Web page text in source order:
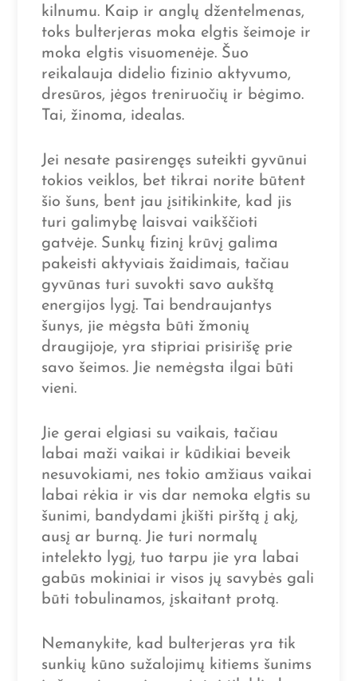
kilnumu. Kaip ir anglų džentelmenas,
toks bulterjeras moka elgtis šeimoje ir
moka elgtis visuomenėje. Šuo
reikalauja didelio fizinio aktyvumo,
dresūros, jėgos treniruočių ir bėgimo.
Tai, žinoma, idealas.
Jei nesate pasirengęs suteikti gyvūnui
tokios veiklos, bet tikrai norite būtent
šio šuns, bent jau įsitikinkite, kad jis
turi galimybę laisvai vaikščioti
gatvėje. Sunkų fizinį krūvį galima
pakeisti aktyviais žaidimais, tačiau
gyvūnas turi suvokti savo aukštą
energijos lygį. Tai bendraujantys
šunys, jie mėgsta būti žmonių
draugijoje, yra stipriai prisirišę prie
savo šeimos. Jie nemėgsta ilgai būti
vieni.
Jie gerai elgiasi su vaikais, tačiau
labai maži vaikai ir kūdikiai beveik
nesuvokiami, nes tokio amžiaus vaikai
labai rėkia ir vis dar nemoka elgtis su
šunimi, bandydami įkišti pirštą į akį,
ausį ar burną. Jie turi normalų
intelekto lygį, tuo tarpu jie yra labai
gabūs mokiniai ir visos jų savybės gali
būti tobulinamos, įskaitant protą.
Nemanykite, kad bulterjeras yra tik
sunkių kūno sužalojimų kitiems šunims